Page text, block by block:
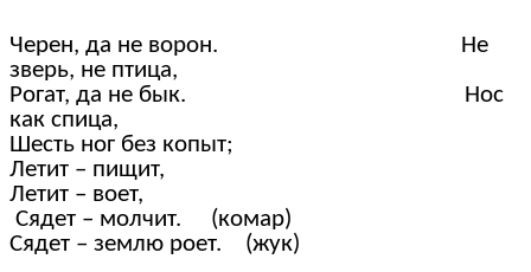
Черен, да не ворон. Не
зверь, не птица,
Рогат, да не бык. Нос
как спица,
Шесть ног без копыт;
Летит – пищит,
Летит – воет,
Сядет – молчит. (комар)
Сядет – землю роет. (жук)